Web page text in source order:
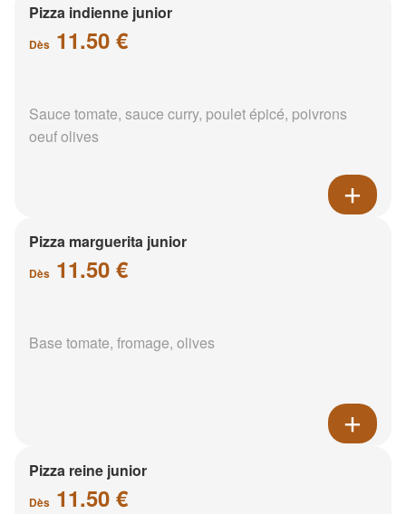
Pizza indienne junior
Dès 11.50 €
Sauce tomate, sauce curry, poulet épicé, poivrons
oeuf olives
Pizza marguerita junior
Dès 11.50 €
Base tomate, fromage, olives
Pizza reine junior
Dès 11.50 €